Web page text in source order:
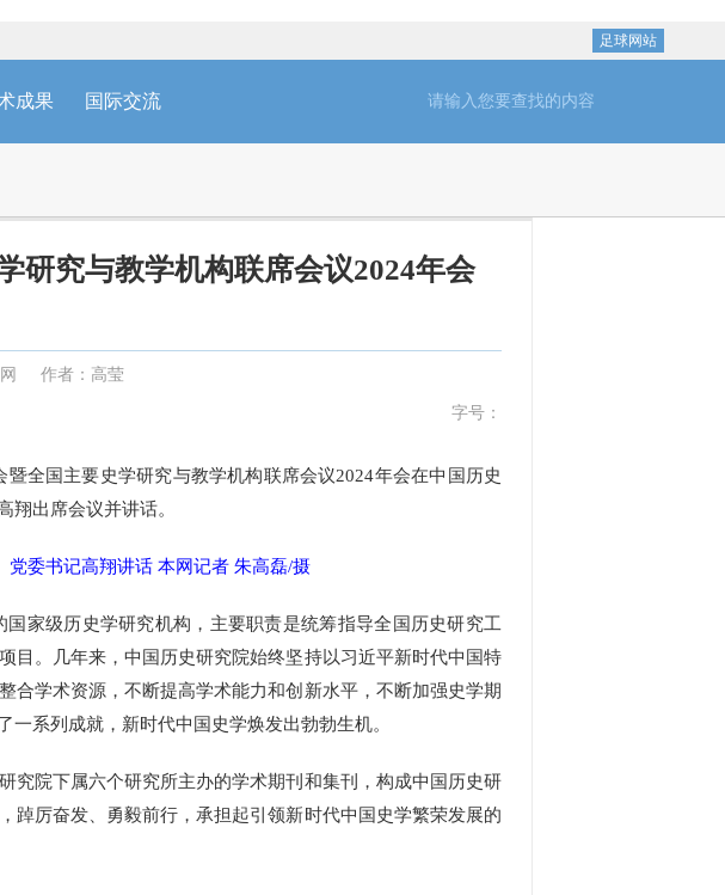
足球网站
成果 国际交流
研究与教学机构联席会议2024年会
作者：高莹
字号：
全国主要史学研究与教学机构联席会议2024年会在中国历史
翔出席会议并讲话。
委书记高翔讲话 本网记者 朱高磊/摄
级历史学研究机构，主要职责是统筹指导全国历史研究工
目。几年来，中国历史研究院始终坚持以习近平新时代中国特
合学术资源，不断提高学术能力和创新水平，不断加强史学期
系列成就，新时代中国史学焕发出勃勃生机。
院下属六个研究所主办的学术期刊和集刊，构成中国历史研
踔厉奋发、勇毅前行，承担起引领新时代中国史学繁荣发展的